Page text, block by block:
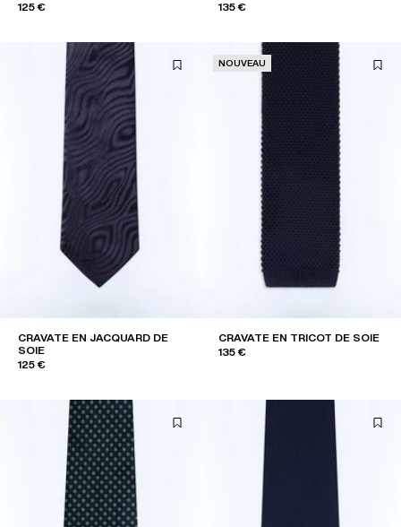
125 €
135 €
CRAVATE EN JACQUARD DE
SOIE
125 €
NOUVEAU
CRAVATE EN TRICOT DE SOIE
135 €